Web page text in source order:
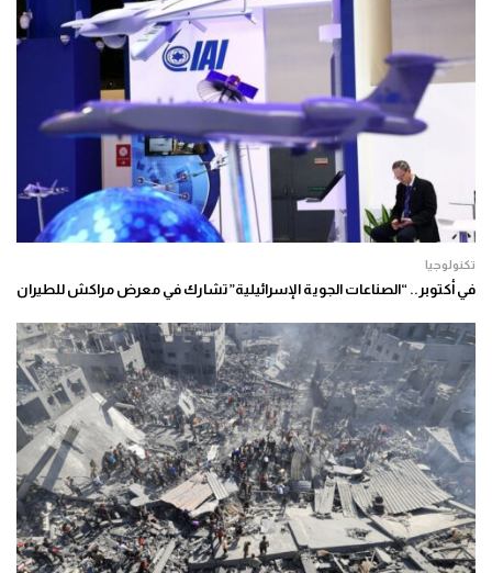
تكنولوجيا
في أكتوبر.. “الصناعات الجوية الإسرائيلية” تشارك في معرض مراكش للطيران